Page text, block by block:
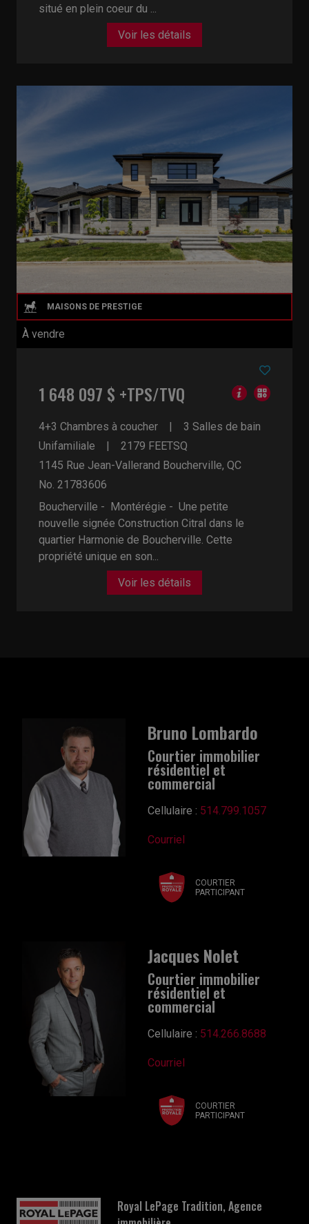
situé en plein coeur du ...
Voir les détails
À vendre
1 648 097 $ +TPS/TVQ
4+3 Chambres à coucher
3 Salles de bain
Unifamiliale
2179 FEETSQ
1145 Rue Jean-Vallerand Boucherville, QC
No. 21783606
Boucherville - Montérégie - Une petite
nouvelle signée Construction Citral dans le
quartier Harmonie de Boucherville. Cette
propriété unique en son...
Voir les détails
Bruno Lombardo
Courtier immobilier
résidentiel et
commercial
Cellulaire : 514.799.1057
Courriel
COURTIER
PARTICIPANT
Jacques Nolet
Courtier immobilier
résidentiel et
commercial
Cellulaire : 514.266.8688
Courriel
COURTIER
PARTICIPANT
Royal LePage Tradition, Agence